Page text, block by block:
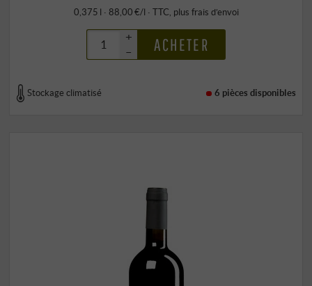
0,375 l · 88,00 €/l · TTC , plus frais d’envoi
+
–
ACHETER
Stockage climatisé 6 pièces disponibles